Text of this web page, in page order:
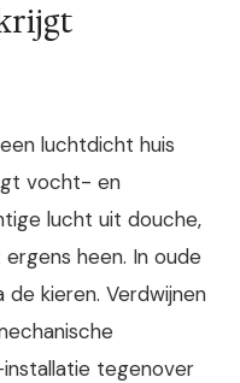
luchtdicht huis
vocht- en
lucht uit douche,
heen. In oude
kieren. Verdwijnen
tegenover